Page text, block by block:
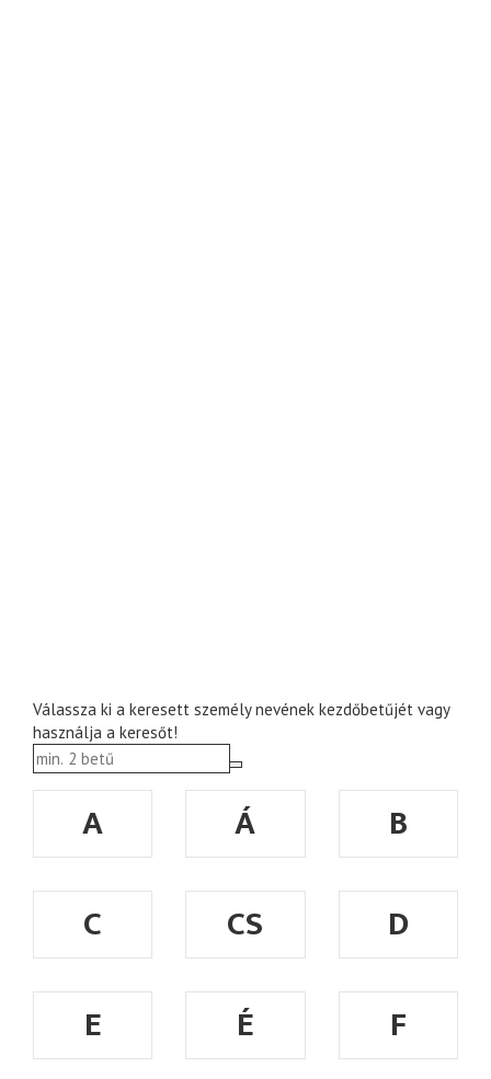
Válassza ki a keresett személy nevének kezdőbetűjét vagy
használja a keresőt!
A Á
B
C
CS
D
E
É F